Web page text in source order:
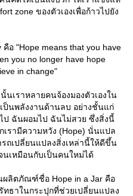
zone ของตัวเองเพื่อก้าวไปยัง
อ "Hope means that you have
you no longer have hope
in change"
นเราหลายคนจ้องมองตัวเองใน
ป็นพลังงานด้านลบ อย่างชั้นแก่
ป ฉันผอมไป ฉันไม่สวย ซึ่งสิ่งนี้
รามีความหวัง (Hope) นั่นแปล
ถเปลี่ยนแปลงสิ่งเหล่านี้ให้ดีขึ้น
เหมือนกับเป็นคนใหม่ได้
ลิตภัณฑ์ชื่อ Hope in a Jar คือ
ธาในกระปุกที่ช่วยเปลี่ยนแปลง